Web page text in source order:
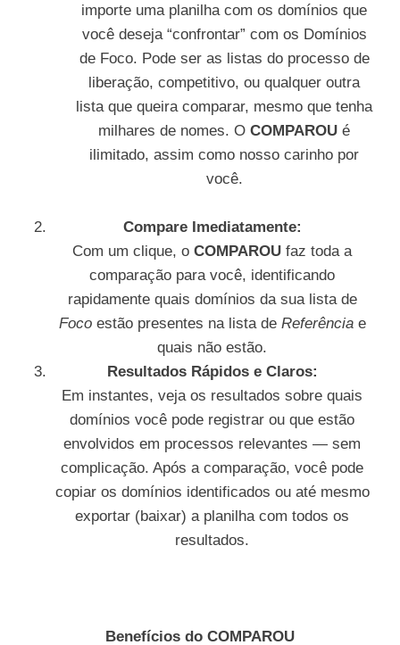
importe uma planilha com os domínios que
você deseja “confrontar” com os Domínios
de Foco. Pode ser as listas do processo de
liberação, competitivo, ou qualquer outra
lista que queira comparar, mesmo que tenha
milhares de nomes. O COMPAROU é
ilimitado, assim como nosso carinho por
você.
Compare Imediatamente:
Com um clique, o COMPAROU faz toda a
comparação para você, identificando
rapidamente quais domínios da sua lista de
Foco estão presentes na lista de Referência e
quais não estão.
Resultados Rápidos e Claros:
Em instantes, veja os resultados sobre quais
domínios você pode registrar ou que estão
envolvidos em processos relevantes — sem
complicação. Após a comparação, você pode
copiar os domínios identificados ou até mesmo
exportar (baixar) a planilha com todos os
resultados.
Benefícios do COMPAROU